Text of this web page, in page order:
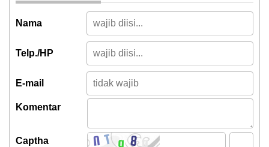
Nama
Telp./HP
E-mail
Komentar
Captha